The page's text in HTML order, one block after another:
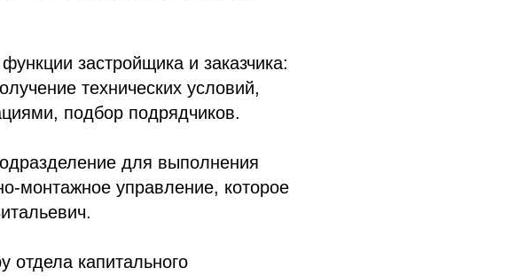
застройщика и заказчика:
технических условий,
подбор подрядчиков.
для выполнения
монтажное управление, которое
отдела капитального